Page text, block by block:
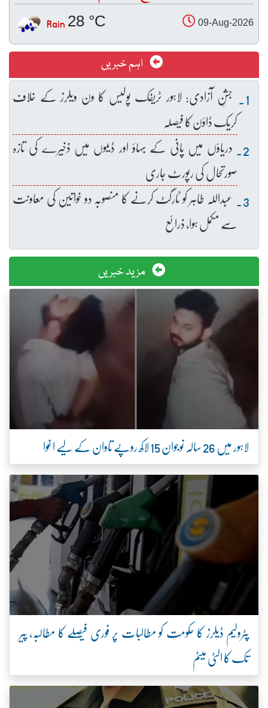
09-Aug-2026
28 °C
Rain
اہم خبریں
جشنِ آزادی: لاہور ٹریفک پولیس کا ون ویلرز کے خلاف
کریک ڈاؤن کا فیصلہ
دریاؤں میں پانی کے بہاؤ اور ڈیموں میں ذخیرے کی تازہ
صورتحال کی رپورٹ جاری
عبداللہ طاہر کو ٹارگٹ کرنے کا منصوبہ دو خواتین کی معاونت
سے مکمل ہوا، ذرائع
مزید خبریں
لاہور میں 26 سالہ نوجوان 15 لاکھ روپے تاوان کے لیے اغوا
پٹرولیم ڈیلرز کا حکومت کو مطالبات پر فوری فیصلے کا مطالبہ، پیر
تک کا الٹی میٹم